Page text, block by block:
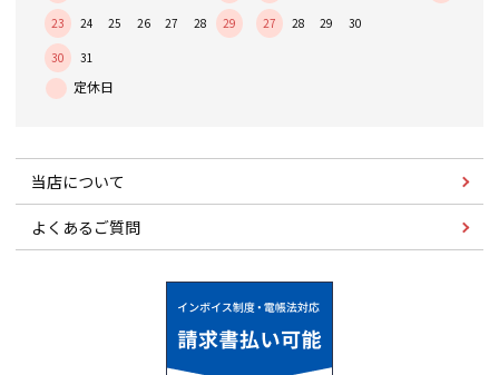
23 24 25 26 27 28 29
30 31
27 28 29 30
当店について
よくあるご質問